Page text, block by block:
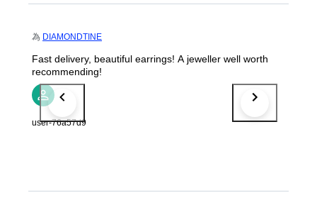
為 DIAMONDTINE
Fast delivery, beautiful earrings! A jeweller well worth
recommending!
user-76a57d9